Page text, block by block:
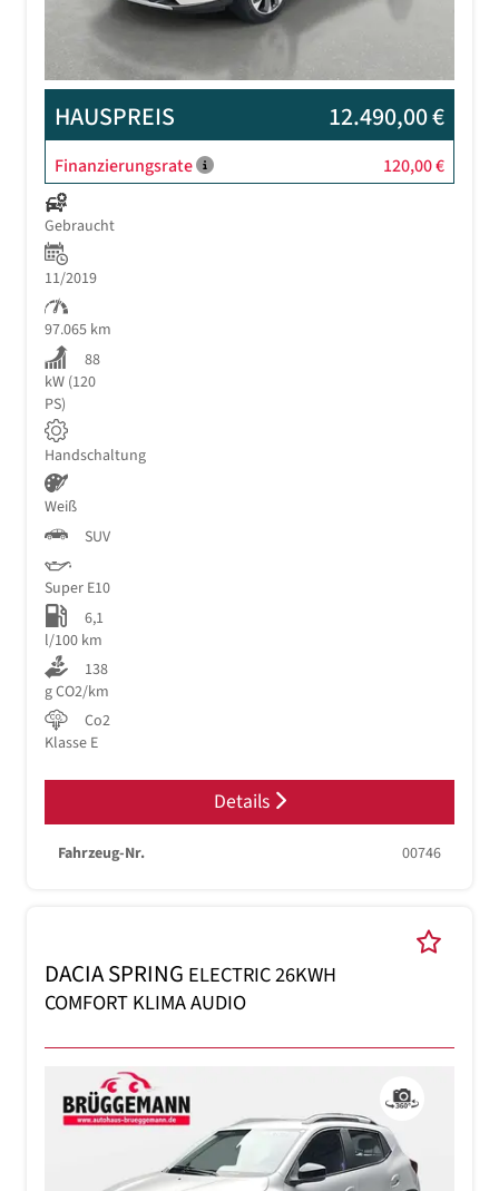
HAUSPREIS 12.490,00 €
Finanzierungsrate 120,00 €
Gebraucht
11/2019
97.065 km
88
kW (120
PS)
Handschaltung
Weiß
SUV
Super E10
6,1
l/100 km
138
g CO2/km
Co2
Klasse E
Details
Fahrzeug-Nr. 00746
DACIA SPRING ELECTRIC 26KWH
COMFORT KLIMA AUDIO